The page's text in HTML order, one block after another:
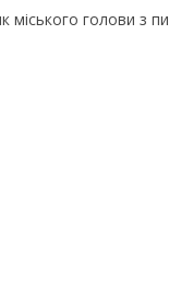
голови з